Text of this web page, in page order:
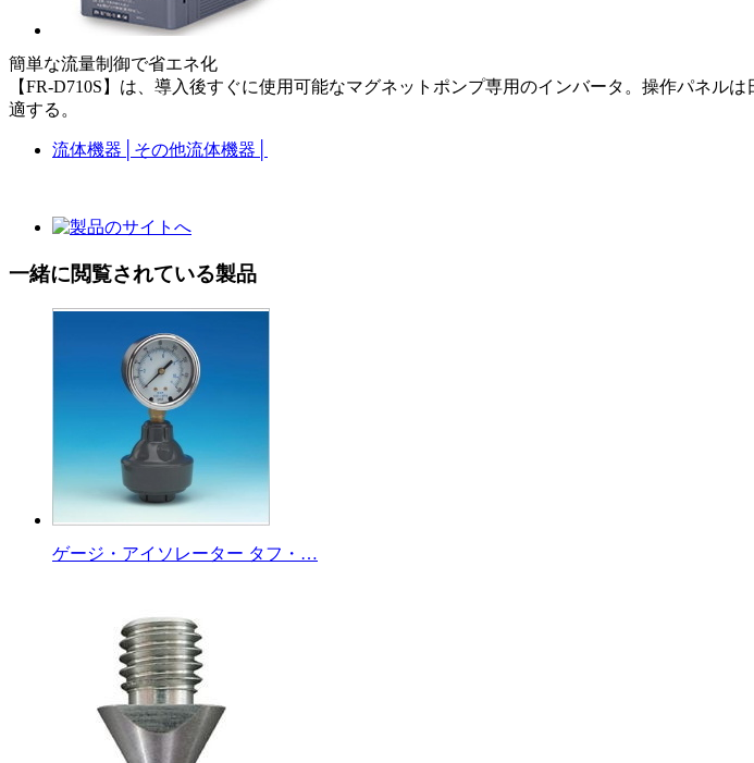
簡単な流量制御で省エネ化
【FR-D710S】は、導入後すぐに使用可能なマグネットポンプ専用のインバータ。操作パネ
適する。
流体機器 その他流体機器
一緒に閲覧されている製品
ゲージ・アイソレーター タフ・…